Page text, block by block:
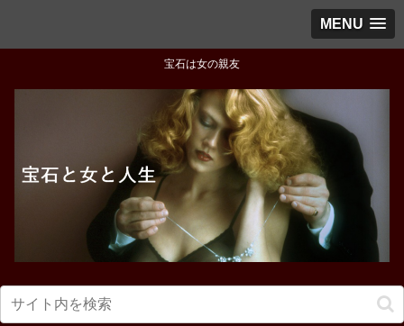
MENU
宝石は女の親友